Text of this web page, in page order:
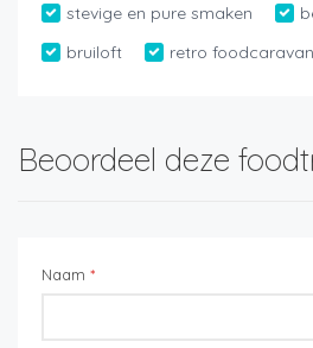
stevige en pure smaken
bruiloft
retro foodcaravan
Beoordeel deze
Naam *